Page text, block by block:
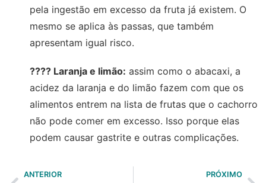
pela ingestão em excesso da fruta já existem. O
mesmo se aplica às passas, que também
apresentam igual risco.
???? Laranja e limão: assim como o abacaxi, a
acidez da laranja e do limão fazem com que os
alimentos entrem na lista de frutas que o cachorro
não pode comer em excesso. Isso porque elas
podem causar gastrite e outras complicações.
ANTERIOR PRÓXIMO